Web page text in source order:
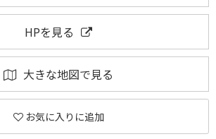
HPを見る
大きな地図で見る
お気に入りに追加